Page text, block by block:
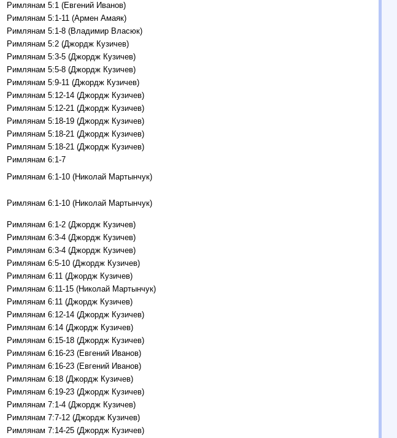
Римлянам 5:1 (Евгений Иванов)
Римлянам 5:1-11 (Армен Амаяк)
Римлянам 5:1-8 (Владимир Власюк)
Римлянам 5:2 (Джордж Кузичев)
Римлянам 5:3-5 (Джордж Кузичев)
Римлянам 5:5-8 (Джордж Кузичев)
Римлянам 5:9-11 (Джордж Кузичев)
Римлянам 5:12-14 (Джордж Кузичев)
Римлянам 5:12-21 (Джордж Кузичев)
Римлянам 5:18-19 (Джордж Кузичев)
Римлянам 5:18-21 (Джордж Кузичев)
Римлянам 5:18-21 (Джордж Кузичев)
Римлянам 6:1-7
Римлянам 6:1-10 (Николай Мартынчук)
Римлянам 6:1-10 (Николай Мартынчук)
Римлянам 6:1-2 (Джордж Кузичев)
Римлянам 6:3-4 (Джордж Кузичев)
Римлянам 6:3-4 (Джордж Кузичев)
Римлянам 6:5-10 (Джордж Кузичев)
Римлянам 6:11 (Джордж Кузичев)
Римлянам 6:11-15 (Николай Мартынчук)
Римлянам 6:11 (Джордж Кузичев)
Римлянам 6:12-14 (Джордж Кузичев)
Римлянам 6:14 (Джордж Кузичев)
Римлянам 6:15-18 (Джордж Кузичев)
Римлянам 6:16-23 (Евгений Иванов)
Римлянам 6:16-23 (Евгений Иванов)
Римлянам 6:18 (Джордж Кузичев)
Римлянам 6:19-23 (Джордж Кузичев)
Римлянам 7:1-4 (Джордж Кузичев)
Римлянам 7:7-12 (Джордж Кузичев)
Римлянам 7:14-25 (Джордж Кузичев)